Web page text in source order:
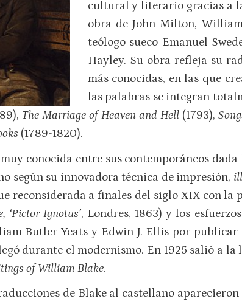
cultural y literario gracias a
obra de John Milton,
teólogo sueco Emanuel
Hayley. Su obra refleja su
más conocidas, en las que
las palabras se integran
The Marriage of Heaven and Hell(1793),
(1789-1820).
conocida entre sus contemporáneos
según su innovadora técnica de impresión,
reconsiderada a finales del siglo XIX con
‘Pictor Ignotus’, Londres, 1863) y los
Butler Yeats y Edwin J. Ellis por
durante el modernismo. En 1925 salió a
of William Blake.
de Blake al castellano